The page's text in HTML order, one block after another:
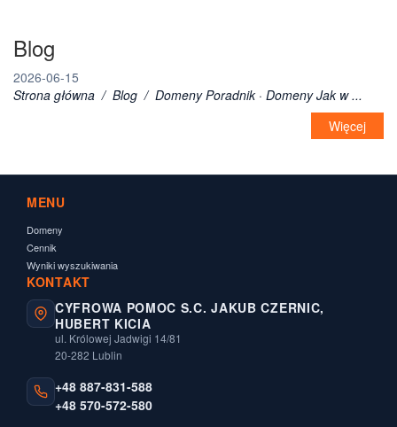
Blog
2026-06-15
Strona główna / Blog / Domeny Poradnik · Domeny Jak w ...
Więcej
MENU
Domeny
Cennik
Wyniki wyszukiwania
KONTAKT
CYFROWA POMOC S.C. JAKUB CZERNIC,
HUBERT KICIA
ul. Królowej Jadwigi 14/81
20-282 Lublin
+48 887-831-588
+48 570-572-580